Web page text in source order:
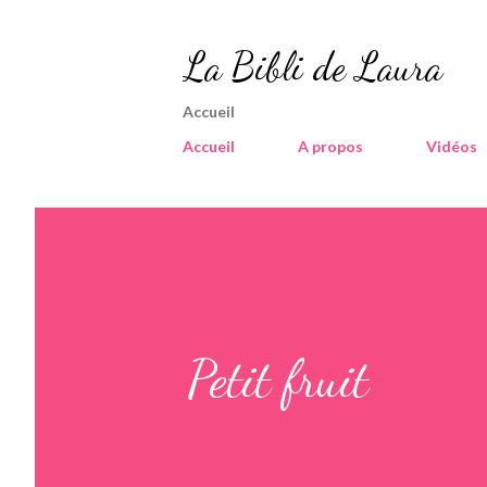
La Bibli de Laura
Accueil
Accueil
A propos Vidéos
Petit fruit